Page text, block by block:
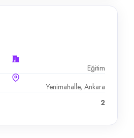
Eğitim
Yenimahalle, Ankara
2